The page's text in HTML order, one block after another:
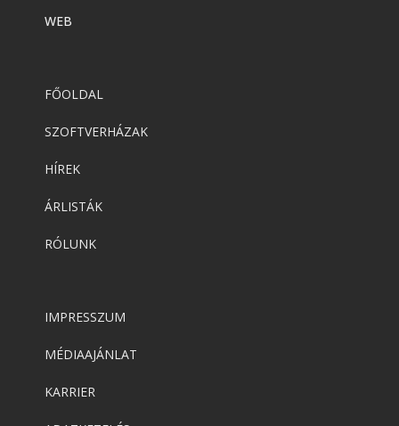
WEB
FŐOLDAL
SZOFTVERHÁZAK
HÍREK
ÁRLISTÁK
RÓLUNK
IMPRESSZUM
MÉDIAAJÁNLAT
KARRIER